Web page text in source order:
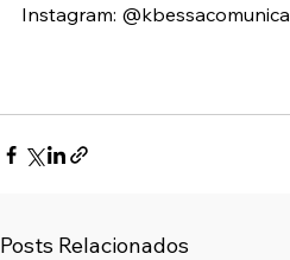
Instagram: @kbessacomunica
Posts Relacionados